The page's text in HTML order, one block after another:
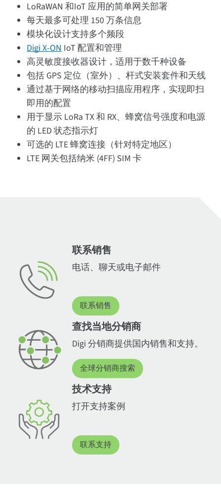
LoRaWAN 和IoT 应用的简单网关部署
每天最多可处理 150 万条信息
模块化设计支持多个频段
Digi X-ONIoT 配置和管理
高灵敏度接收器设计，适用于数千种设备
包括 GPS 定位（室外）、杆式安装套件和天线
通过基于网络的移动扫描应用程序，实现即扫
即用的配置
用于显示 LoRa TX 和 RX、蜂窝信号强度和电源
的 LED 状态指示灯
可选的 LTE 蜂窝连接（针对特定地区）
LTE 网关包括纳米 (4FF) SIM 卡
联系销售
电话、聊天或电子邮件
联系销售
查找当地分销商
Digi 分销商提供国内销售和支持。
全球分销商搜索
技术支持
打开支持案例
联系支持